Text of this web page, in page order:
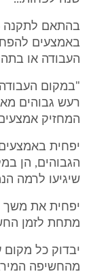
באמצעים
העבודה או
"במקום
רעש גבוהים
המחזיק
יפחית
הגבוהים, הן
שיגיעו לרמה
יפחית את משך
מתחת לזמן
יבדוק כל
מהחשיפה